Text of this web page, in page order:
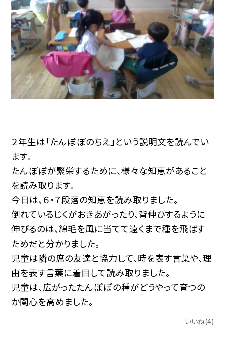
２年生は「たんぽぽのちえ」という説明文を読んでい
ます。
たんぽぽが繁栄するために、様々な知恵があること
を読み取ります。
今日は、６・７段落の知恵を読み取りました。
倒れているじくがおきあがったり、背伸びするように
伸びるのは、綿毛を風に当てて遠くまで種を飛ばす
ためだと分かりました。
児童は隣の席の友達と協力して、時を表す言葉や、理
由を表す言葉に着目して読み取りました。
児童は、広がったたんぽぽの種がどうやって育つの
か関心を高めました。
いいね(4)